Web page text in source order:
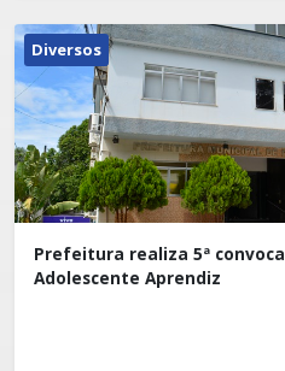
Diversos
Prefeitura realiza 5ª
Adolescente Aprendiz